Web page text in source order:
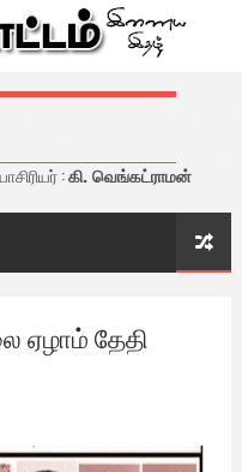
இதழ்
:கி. வெங்கட்ராமன்
ஏழாம் தேதி